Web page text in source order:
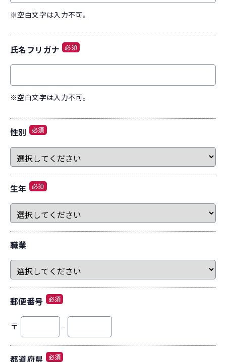
※空白文字は入力不可。
氏名フリガナ 必須
※空白文字は入力不可。
性別 必須
生年 必須
職業
郵便番号 必須
〒 -
都道府県 必須